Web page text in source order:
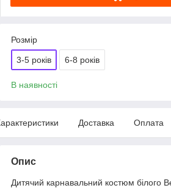
Розмір
3-5 років 6-8 років
В наявності
Доставка Оплата
Опис
Дитячий карнавальний костюм білого